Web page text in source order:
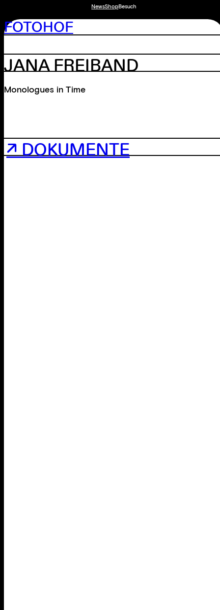
NewsShopBesuch
FOTOHOF
JANA FREIBAND
Monologues in Time
↗ DOKUMENTE